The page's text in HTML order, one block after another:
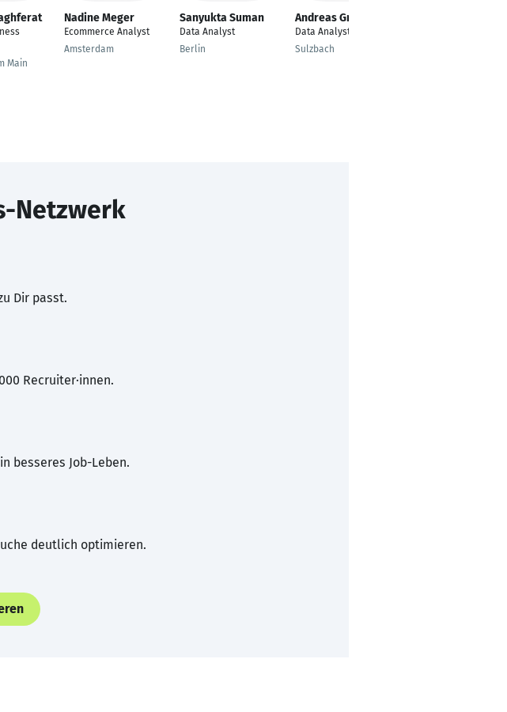
Main
Nadine Meger
Ecommerce Analyst
Amsterdam
Sanyukta Suman
Data Analyst
Berlin
Andreas Griese
Data Analyst
Sulzbach
Netzwerk
Dir passt.
Recruiter·innen.
besseres Job-Leben.
deutlich optimieren.